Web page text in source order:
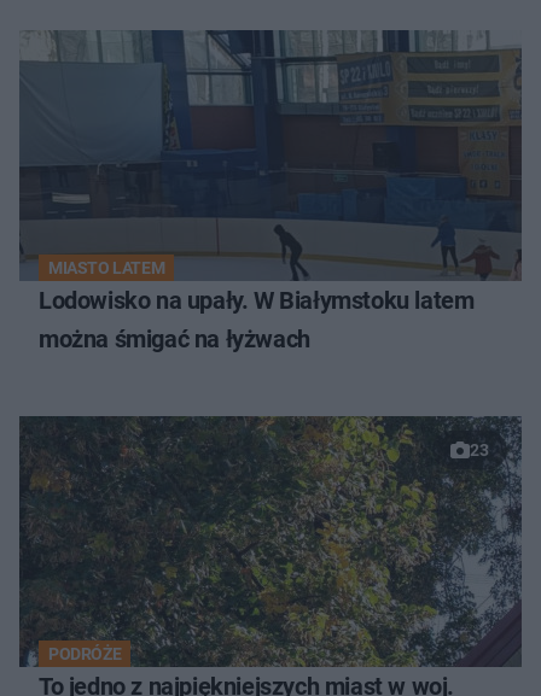
MIASTO LATEM
Lodowisko na upały. W Białymstoku latem
można śmigać na łyżwach
23
PODRÓŻE
To jedno z najpiękniejszych miast w woj.